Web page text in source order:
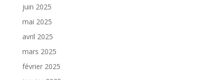
juin 2025
mai 2025
avril 2025
mars 2025
février 2025